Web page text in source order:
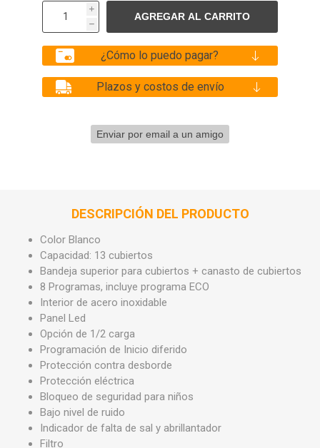
i
h
¿Cómo lo puedo pagar?
Plazos y costos de envío
DESCRIPCIÓN DEL PRODUCTO
Color Blanco
Capacidad: 13 cubiertos
Bandeja superior para cubiertos + canasto de cubiertos
8 Programas, incluye programa ECO
Interior de acero inoxidable
Panel Led
Opción de 1/2 carga
Programación de Inicio diferido
Protección contra desborde
Protección eléctrica
Bloqueo de seguridad para niños
Bajo nivel de ruido
Indicador de falta de sal y abrillantador
Filtro